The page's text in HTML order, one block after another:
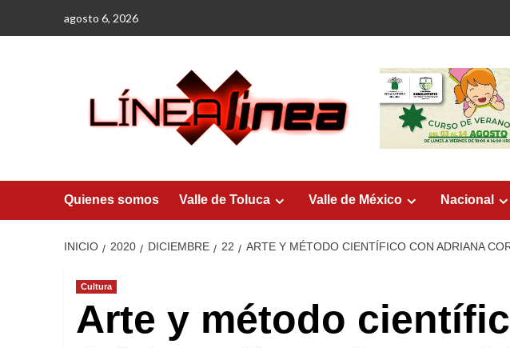
agosto 6, 2026
Quienes somos Valle de Toluca Valle de México Nacional
INICIO 2020 DICIEMBRE 22 ARTE Y MÉTODO CIENTÍFICO CON ADRIANA
Cultura
Arte y método